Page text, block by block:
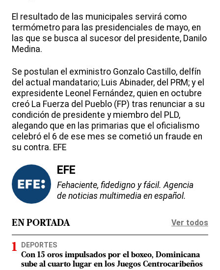
El resultado de las municipales servirá como
termómetro para las presidenciales de mayo, en
las que se busca al sucesor del presidente, Danilo
Medina.
Se postulan el exministro Gonzalo Castillo, delfín
del actual mandatario; Luis Abinader, del PRM; y el
expresidente Leonel Fernández, quien en octubre
creó La Fuerza del Pueblo (FP) tras renunciar a su
condición de presidente y miembro del PLD,
alegando que en las primarias que el oficialismo
celebró el 6 de ese mes se cometió un fraude en
su contra. EFE
EFE
Fehaciente, fidedigno y fácil. Agencia
de noticias multimedia en español.
EN PORTADA Ver todos
DEPORTES
Con 15 oros impulsados por el boxeo, Dominicana
sube al cuarto lugar en los Juegos Centrocaribeños